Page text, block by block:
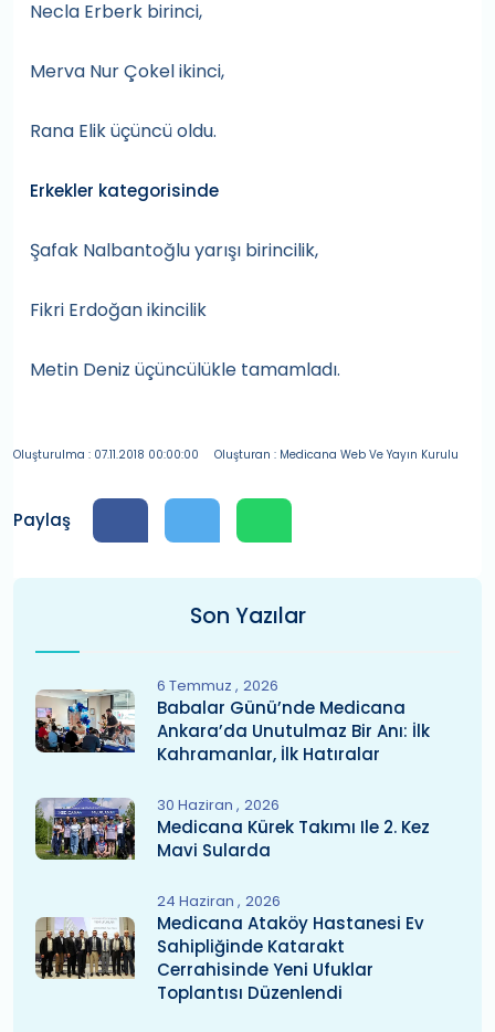
Necla Erberk birinci,
Merva Nur Çokel ikinci,
Rana Elik üçüncü oldu.
Erkekler kategorisinde
Şafak Nalbantoğlu yarışı birincilik,
Fikri Erdoğan ikincilik
Metin Deniz üçüncülükle tamamladı.
Oluşturulma : 07.11.2018 00:00:00 Oluşturan : Medicana Web Ve Yayın Kurulu
Paylaş
Son Yazılar
6 Temmuz 2026
Babalar Günü’nde Medicana
Ankara’da Unutulmaz Bir Anı: İlk
Kahramanlar, İlk Hatıralar
30 Haziran 2026
Medicana Kürek Takımı Ile 2. Kez
Mavi Sularda
24 Haziran 2026
Medicana Ataköy Hastanesi Ev
Sahipliğinde Katarakt
Cerrahisinde Yeni Ufuklar
Toplantısı Düzenlendi